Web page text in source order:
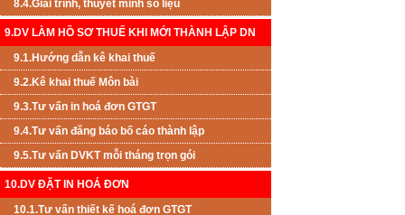
8.4.Giải trình, thuyết minh số liệu
9.DV LÀM HỒ SƠ THUẾ KHI MỚI THÀNH LẬP DN
9.1.Hướng dẫn kê khai thuế
9.2.Kê khai thuế Môn bài
9.3.Tư vấn in hoá đơn GTGT
9.4.Tư vấn đăng báo bố cáo thành lập
9.5.Tư vấn DVKT mỗi tháng trọn gói
10.DV ĐẶT IN HOÁ ĐƠN
10.1.Tư vấn thiết kế hoá đơn GTGT